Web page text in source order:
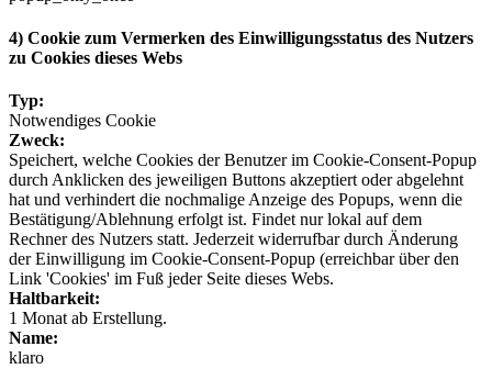
4) Cookie zum Vermerken des Einwilligungsstatus des Nutzers
zu Cookies dieses Webs
Typ:
Notwendiges Cookie
Zweck:
Speichert, welche Cookies der Benutzer im Cookie-Consent-Popup
durch Anklicken des jeweiligen Buttons akzeptiert oder abgelehnt
hat und verhindert die nochmalige Anzeige des Popups, wenn die
Bestätigung/Ablehnung erfolgt ist. Findet nur lokal auf dem
Rechner des Nutzers statt. Jederzeit widerrufbar durch Änderung
der Einwilligung im Cookie-Consent-Popup (erreichbar über den
Link 'Cookies' im Fuß jeder Seite dieses Webs.
Haltbarkeit:
1 Monat ab Erstellung.
Name:
klaro